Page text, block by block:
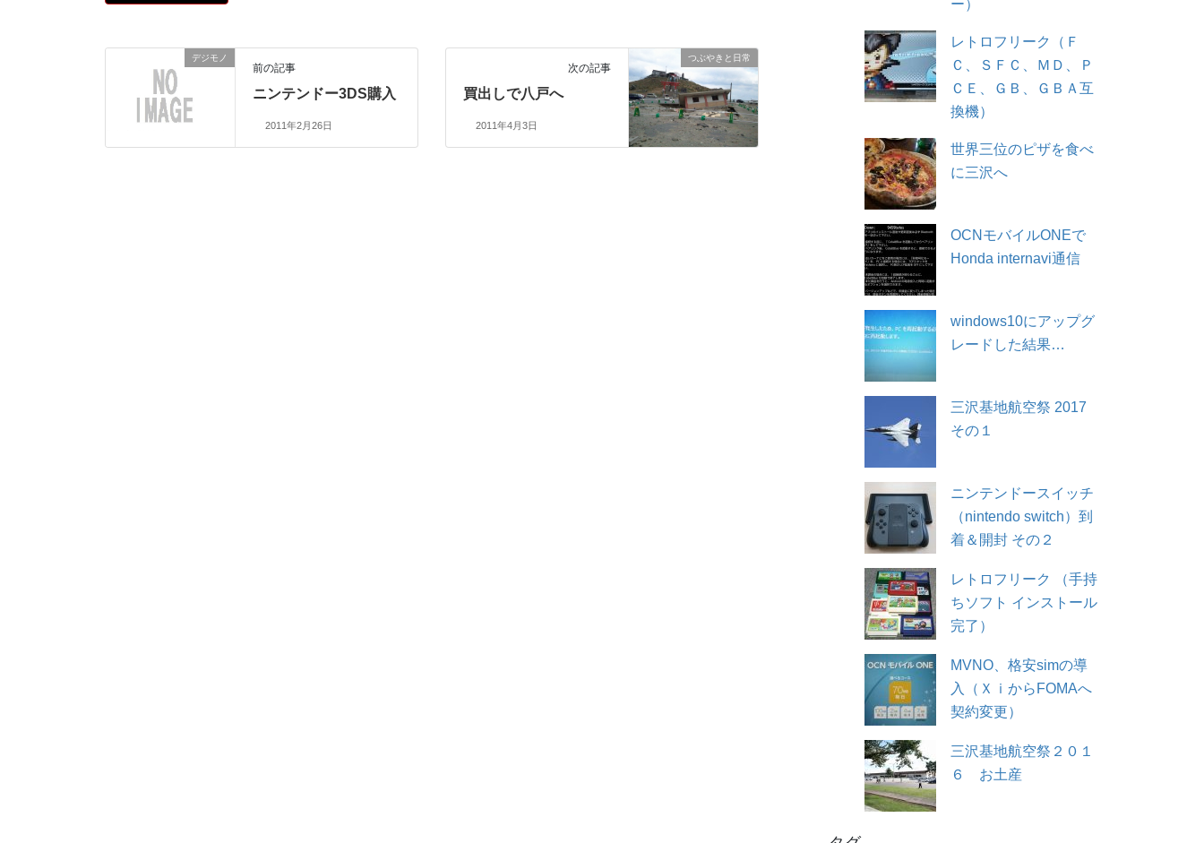
デジモノ
前の記事
ニンテンドー3DS購入
2011年2月26日
つぶやきと日常
次の記事
買出しで八戸へ
2011年4月3日
ー）
レトロフリーク（Ｆ
Ｃ、ＳＦＣ、ＭＤ、Ｐ
ＣＥ、ＧＢ、ＧＢＡ互
換機）
世界三位のピザを食べ
に三沢へ
OCNモバイルONEで
Honda internavi通信
windows10にアップグ
レードした結果…
三沢基地航空祭 2017
その１
ニンテンドースイッチ
（nintendo switch）到
着＆開封 その２
レトロフリーク （手持
ちソフト インストール
完了）
MVNO、格安simの導
入（ＸｉからFOMAへ
契約変更）
三沢基地航空祭２０１
６ お土産